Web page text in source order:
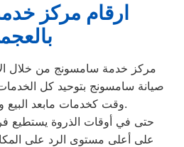
ارقام مركز
مركز خدمة سامسونج من خلال
صيانة سامسونج بتوحيد كل
وقت كخدمات مابعد البيع والمبيعات والشكاوي.
حتى في أوقات الذروة يستطيع
على أعلى مستوى الرد على